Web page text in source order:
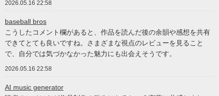
2026.05.16 22:58
baseball bros
こうしたコメント欄があると、作品を読んだ後の余韻や感想を共有
できてとても良いですね。さまざまな視点のレビューを見ること
で、自分では気づかなかった魅力にも出会えそうです。
2026.05.16 22:58
AI music generator